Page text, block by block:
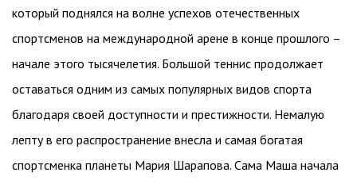
который поднялся на волне успехов отечественных
спортсменов на международной арене в конце прошлого –
начале этого тысячелетия. Большой теннис продолжает
оставаться одним из самых популярных видов спорта
благодаря своей доступности и престижности. Немалую
лепту в его распространение внесла и самая богатая
спортсменка планеты Мария Шарапова. Сама Маша начала